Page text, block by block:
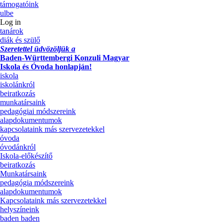
támogatóink
ulbe
Log in
tanárok
diák és szülő
Szeretettel üdvözöljük a
Baden-Württembergi Konzuli Magyar
Iskola és Óvoda honlapján!
iskola
iskolánkról
beiratkozás
munkatársaink
pedagógiai módszereink
alapdokumentumok
kapcsolataink más szervezetekkel
óvoda
óvodánkról
Iskola-előkészítő
beiratkozás
Munkatársaink
pedagógia módszereink
alapdokumentumok
Kapcsolataink más szervezetekkel
helyszíneink
baden baden